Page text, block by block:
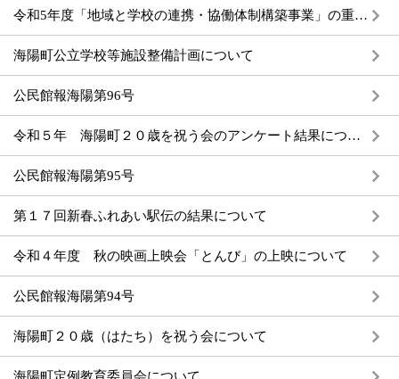
令和5年度「地域と学校の連携・協働体制構築事業」の重点目標の設定について
海陽町公立学校等施設整備計画について
公民館報海陽第96号
令和５年 海陽町２０歳を祝う会のアンケート結果について
公民館報海陽第95号
第１７回新春ふれあい駅伝の結果について
令和４年度 秋の映画上映会「とんび」の上映について
公民館報海陽第94号
海陽町２０歳（はたち）を祝う会について